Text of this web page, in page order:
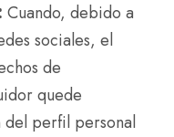
Cuando, debido a
sociales, el
de
quede
del perfil personal